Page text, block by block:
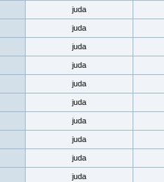
juda
juda
juda
juda
juda
juda
juda
juda
juda
juda